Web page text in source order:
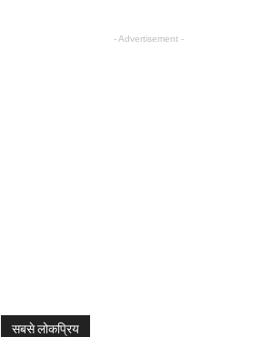
- Advertisement -
सबसे लोकप्रिय